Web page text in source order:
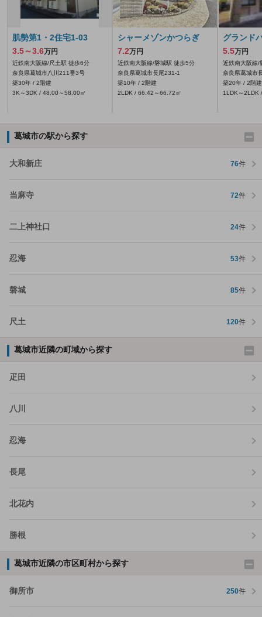
肌勢第1・2住宅1-03
3.5～3.6万円
近鉄南大阪線/尺土駅 徒歩6分
奈良県葛城市八川211番3号
築30年 / 2階建
3K～3DK / 48.00～58.00㎡
シャーメゾンかつらぎ
7.2万円
近鉄南大阪線/磐城駅 徒歩5分
奈良県葛城市長尾231‐1
築10年 / 2階建
2LDK / 66.42～66.72㎡
グランド
5.5万円
近鉄南大阪線/
奈良県葛城市
築20年 / 2階建
1LDK～2LDK
葛城市の駅から探す
大和新庄 76件
当麻寺 72件
二上神社口 24件
忍海 53件
磐城 85件
尺土 120件
葛城市近隣の町域から探す
疋田
八川
忍海
長尾
北花内
勝根
葛城市近隣の市区町村から探す
御所市 250件